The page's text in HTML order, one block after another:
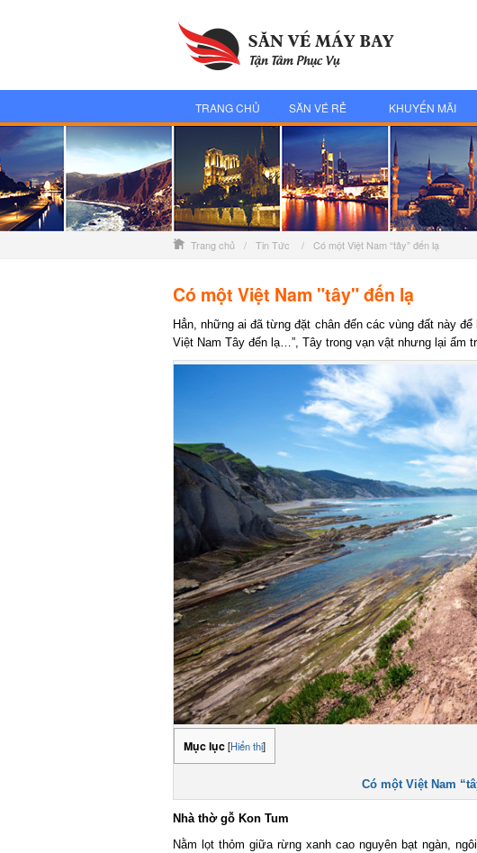
TRANG CHỦ SĂN VÉ RẺ KHUYẾN MÃI
Trang chủ / Tin Tức / Có một Việt Nam “tây” đến lạ
Có một Việt Nam "tây" đến lạ
Hẳn, những ai đã từng đặt chân đến các vùng đất này để
Việt Nam Tây đến lạ…”, Tây trong vạn vật nhưng lại ấm
Mục lục [Hiển thị]
Có một Việt Nam
Nhà thờ gỗ Kon Tum
Nằm lọt thỏm giữa rừng xanh cao nguyên bạt ngàn,